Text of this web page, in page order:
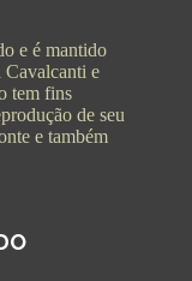
e é mantido
Cavalcanti e
tem fins
de seu
e também